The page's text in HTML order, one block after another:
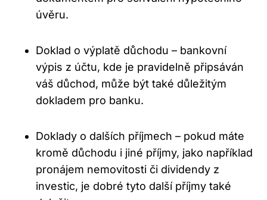
úvěru.
Doklad o výplatě důchodu – bankovní
výpis z účtu, kde je pravidelně připsáván
váš důchod, může být také důležitým
dokladem pro banku.
Doklady o dalších příjmech – pokud máte
kromě důchodu i jiné příjmy, jako například
pronájem nemovitosti či dividendy z
investic, je dobré tyto další příjmy také